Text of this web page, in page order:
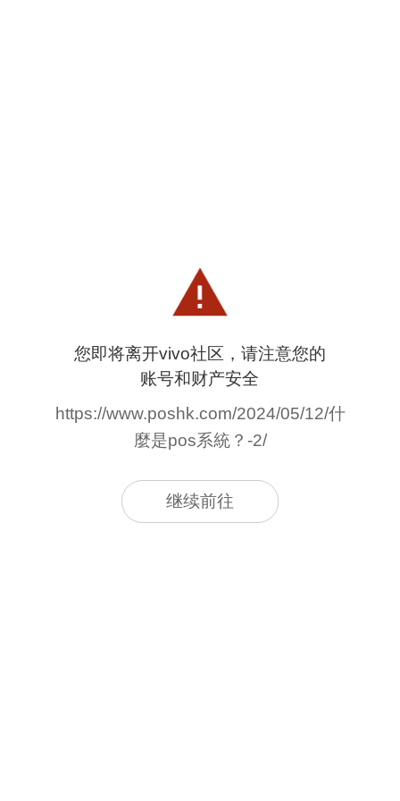
您即将离开vivo社区，请注意您的
账号和财产安全
https://www.poshk.com/2024/05/12/什
麼是pos系統？-2/
继续前往